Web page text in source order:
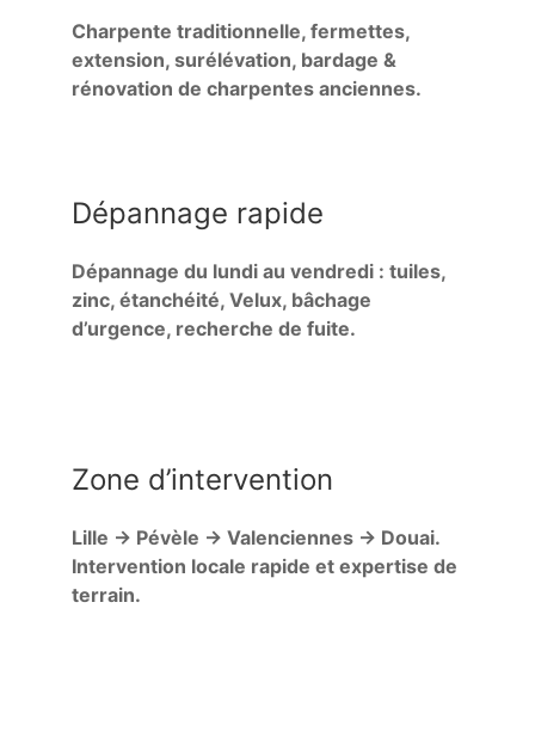
Charpente traditionnelle, fermettes,
extension, surélévation, bardage &
rénovation de charpentes anciennes.
Dépannage rapide
Dépannage du lundi au vendredi : tuiles,
zinc, étanchéité, Velux, bâchage
d’urgence, recherche de fuite.
Zone d’intervention
Lille → Pévèle → Valenciennes → Douai.
Intervention locale rapide et expertise de
terrain.